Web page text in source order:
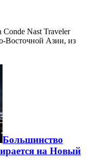
Nast Traveler
Восточной Азии, из
Большинство
на Новый